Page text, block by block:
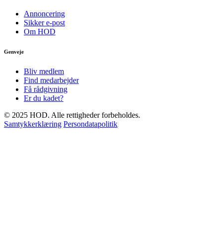
Annoncering
Sikker e-post
Om HOD
Genveje
Bliv medlem
Find medarbejder
Få rådgivning
Er du kadet?
© 2025 HOD. Alle rettigheder forbeholdes.
Samtykkerklæring Persondatapolitik